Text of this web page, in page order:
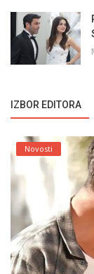
IZBOR EDITORA
Novosti